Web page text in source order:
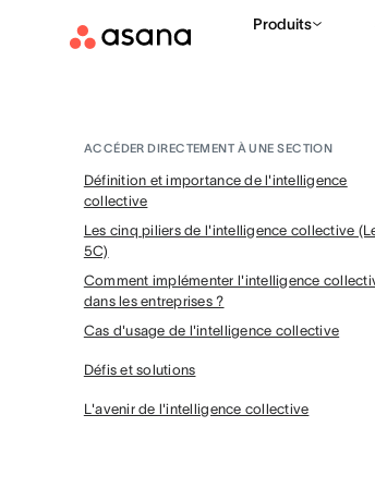
Produits
ACCÉDER DIRECTEMENT À UNE SECTION
Définition et importance de l'intelligence
collective
Les cinq piliers de l'intelligence collective
5C)
Comment implémenter l'intelligence
dans les entreprises ?
Cas d'usage de l'intelligence collective
Défis et solutions
L'avenir de l'intelligence collective